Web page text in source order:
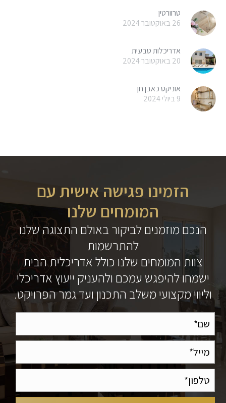
טרוורטין
26 באוקטובר 2024
אדריכלות טבעית
20 באוקטובר 2024
אוניקס כאבן חן
9 ביולי 2024
הזמינו פגישה אישית עם
המומחים שלנו
הנכם מוזמנים לביקור באולם התצוגה שלנו
להתרשמות
צוות המומחים שלנו כולל אדריכלית הבית
ישמחו להיפגש עמכם ולהעניק ייעוץ אדריכלי
וליווי מקצועי משלב התכנון ועד גמר הפרויקט.